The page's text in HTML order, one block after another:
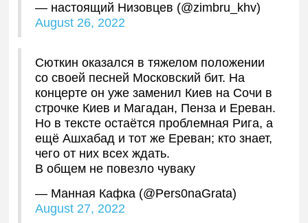
— настоящий Низовцев (@zimbru_khv)
August 26, 2022
Сюткин оказался в тяжелом положении
со своей песней Московский бит. На
концерте он уже заменил Киев на Сочи в
строчке Киев и Магадан, Пенза и Ереван.
Но в тексте остаётся проблемная Рига, а
ещё Ашхабад и тот же Ереван; кто знает,
чего от них всех ждать.
В общем не повезло чуваку
— Манная Кафка (@Pers0naGrata)
August 27, 2022